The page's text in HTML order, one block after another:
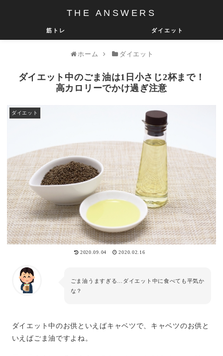
THE ANSWERS
筋トレ ダイエット
ホーム ダイエット
ダイエット中のごま油は1日小さじ2杯まで！
高カロリーでかけ過ぎ注意
ダイエット
2020.09.04 2020.02.16
ごま油うますぎる…ダイエット中に食べても平気か
な？
ダイエット中のお供といえばキャベツで、キャベツのお供と
いえばごま油ですよね。